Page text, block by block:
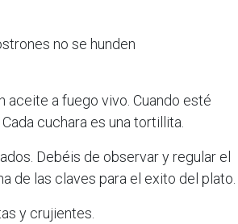
no se hunden
aceite a fuego vivo. Cuando esté
cuchara es una tortillita.
Debéis de observar y regular el
de las claves para el exito del plato.
y crujientes.